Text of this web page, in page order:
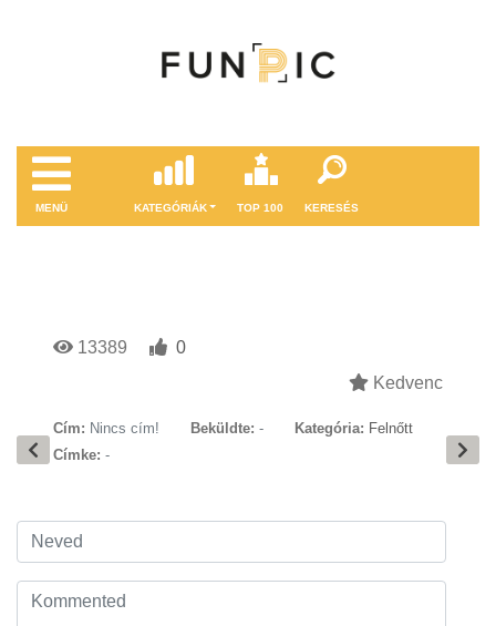
MENÜ KATEGÓRIÁK TOP 100 KERESÉS
13389
0
Kedvenc
Cím: Nincs cím! Beküldte: - Kategória: Felnőtt
Címke: -